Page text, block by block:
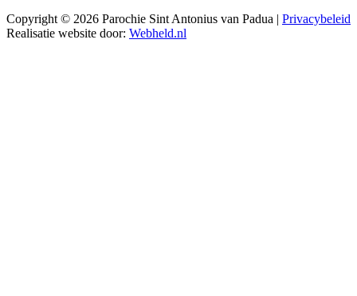
Copyright © 2026 Parochie Sint Antonius van Padua | Privacybeleid
Realisatie website door: Webheld.nl